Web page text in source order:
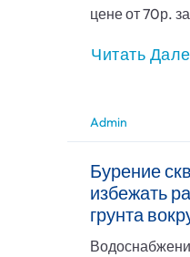
цене от 70р.
Читать
Admin
Бурение
избежать
грунта